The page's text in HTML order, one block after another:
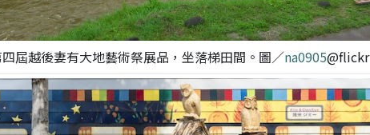
屆越後妻有大地藝術祭展品，坐落梯田間。圖／na0905@flickr